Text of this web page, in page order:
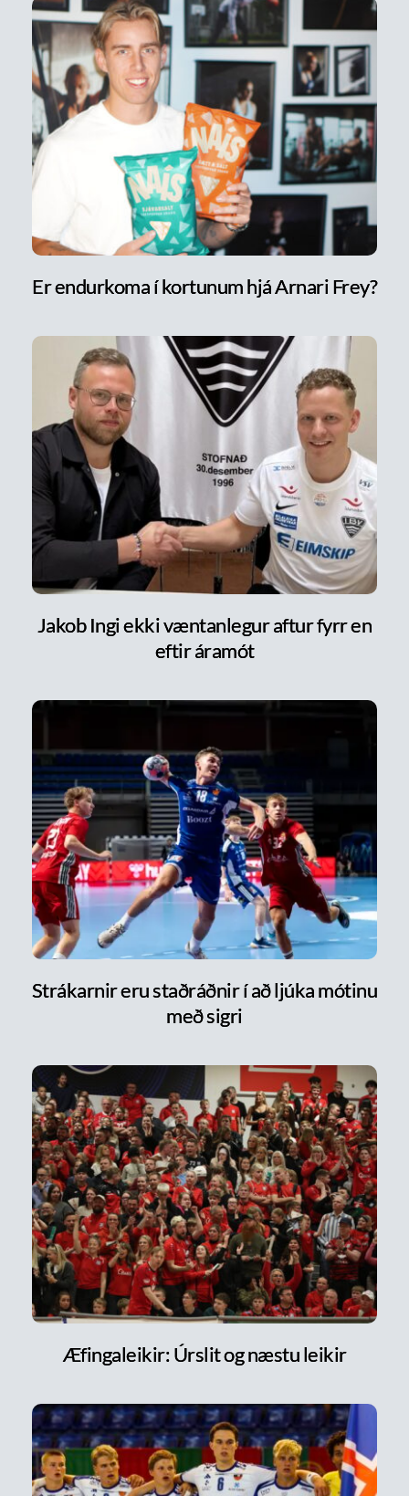
Er endurkoma í kortunum hjá Arnari Frey?
Jakob Ingi ekki væntanlegur aftur fyrr en
eftir áramót
Strákarnir eru staðráðnir í að ljúka mótinu
með sigri
Æfingaleikir: Úrslit og næstu leikir